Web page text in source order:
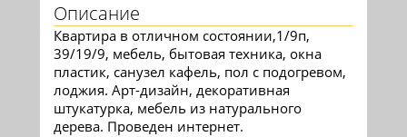
Описание
Квартира в отличном состоянии,1/9п,
39/19/9, мебель, бытовая техника, окна
пластик, санузел кафель, пол с подогревом,
лоджия. Арт-дизайн, декоративная
штукатурка, мебель из натурального
дерева. Проведен интернет.